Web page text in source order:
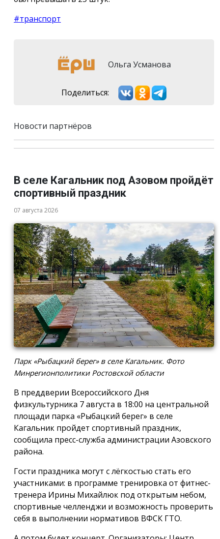
#транспорт
Ольга Усманова
Поделиться:
Новости партнёров
В селе Кагальник под Азовом пройдёт
спортивный праздник
07 августа 2026
Парк «Рыбацкий берег» в селе Кагальник. Фото
Минрегионполитики Ростовской области
В преддверии Всероссийского Дня
физкультурника 7 августа в 18:00 на центральной
площади парка «Рыбацкий берег» в селе
Кагальник пройдет спортивный праздник,
сообщила пресс-служба администрации Азовского
района.
Гости праздника могут с лёгкостью стать его
участниками: в программе тренировка от фитнес-
тренера Ирины Михайлюк под открытым небом,
спортивные челленджи и возможность проверить
себя в выполнении нормативов ВФСК ГТО.